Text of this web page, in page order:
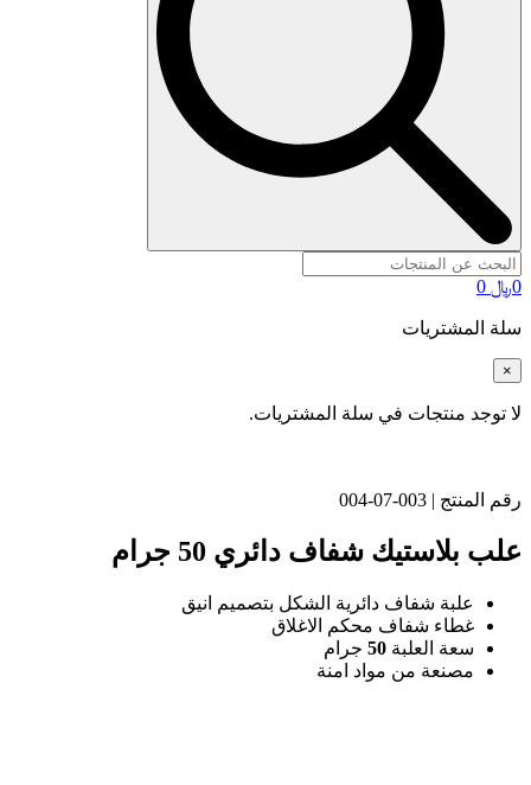
0﷼ 0
سلة المشتريات
×
لا توجد منتجات في سلة المشتريات.
رقم المنتج | 003-07-004
علب بلاستيك شفاف دائري 50 جرام
علبة شفاف دائرية الشكل بتصميم انيق
غطاء شفاف محكم الاغلاق
سعة العلبة 50 جرام
مصنعة من مواد امنة